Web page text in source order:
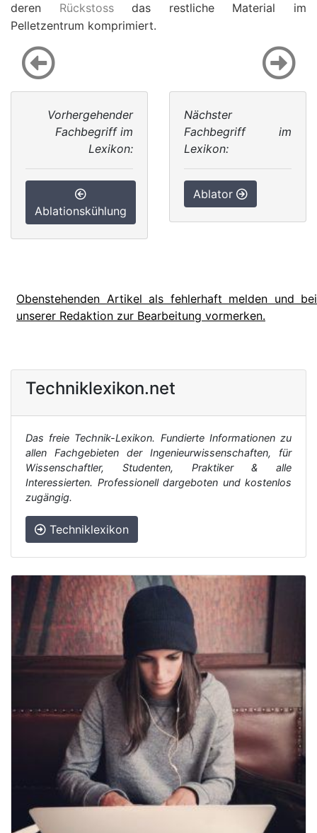
deren Rückstossdas restliche Material im
Pelletzentrum komprimiert.
Vorhergehender
Fachbegriff im
Lexikon:
Ablationskühlung
Nächster
Fachbegriff im
Lexikon:
Ablator
Obenstehenden Artikel als fehlerhaft melden und bei
unserer Redaktion zur Bearbeitung vormerken.
Techniklexikon.net
Das freie Technik-Lexikon. Fundierte Informationen zu
allen Fachgebieten der Ingenieurwissenschaften, für
Wissenschaftler, Studenten, Praktiker & alle
Interessierten. Professionell dargeboten und kostenlos
zugängig.
Techniklexikon